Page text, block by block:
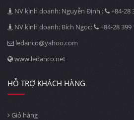
NV kinh doanh: Nguyễn Định :
+84-28
NV kinh doanh: Bích Ngọc:
+84-28 399
ledanco@yahoo.com
www.ledanco.net
HỖ TRỢ KHÁCH HÀNG
Giỏ hàng